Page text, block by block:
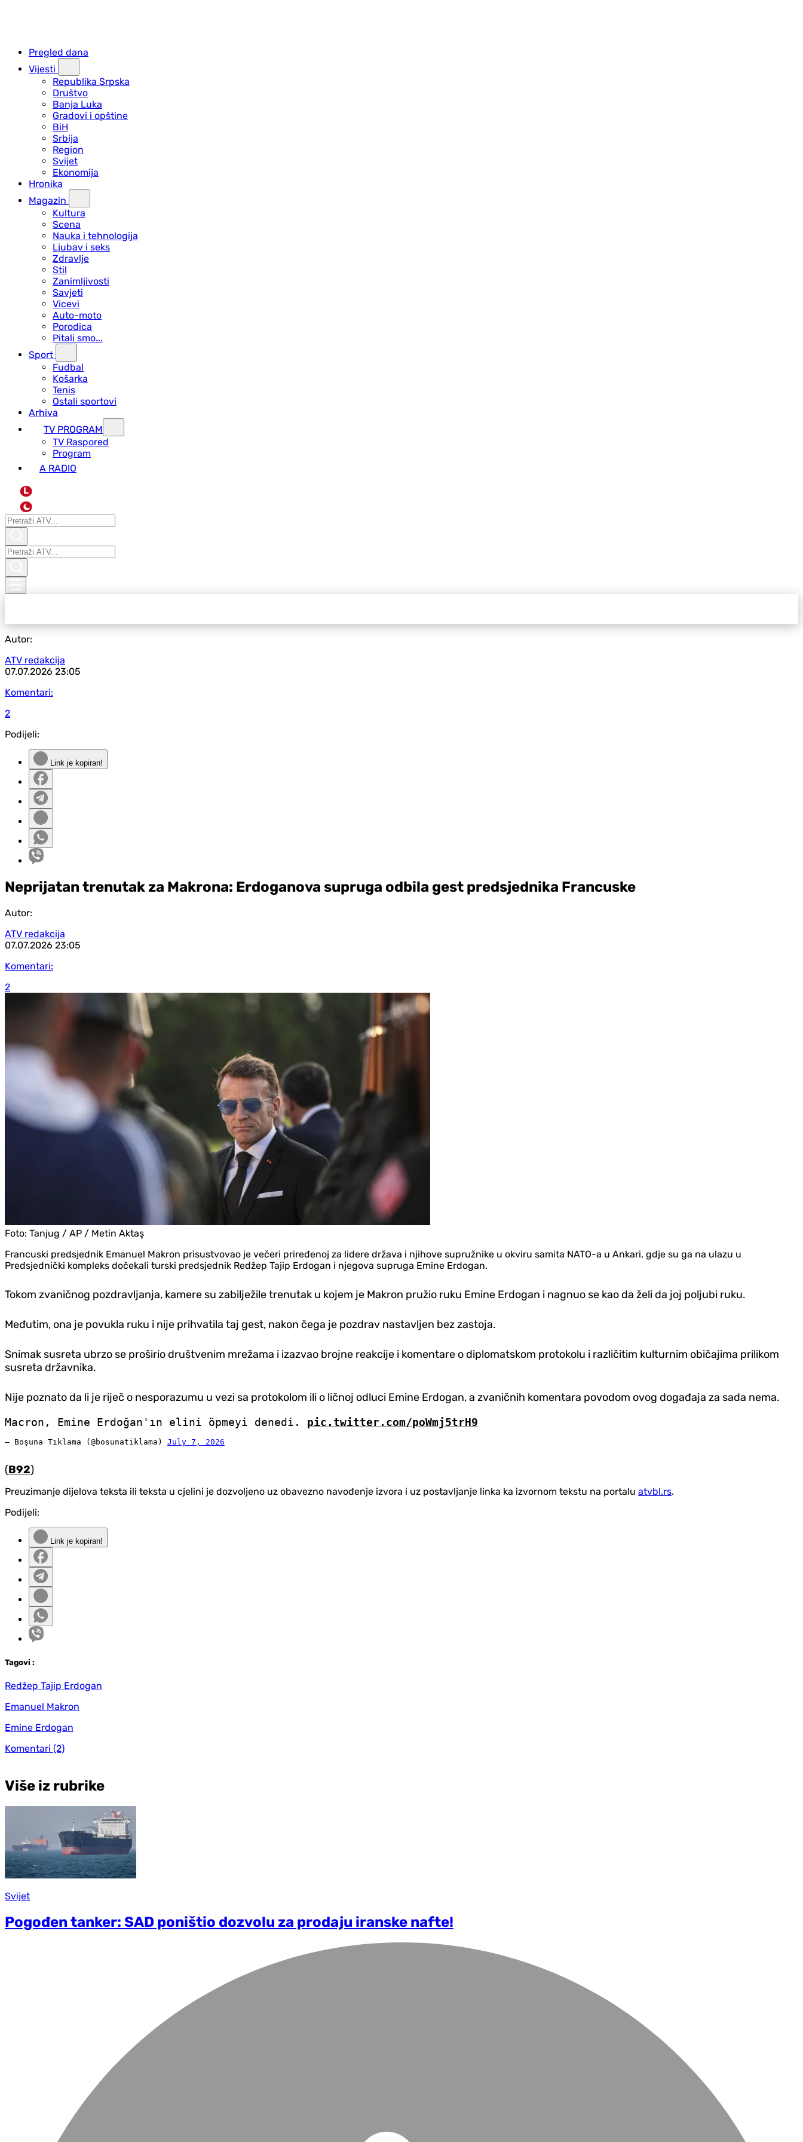
Pregled dana
Vijesti
Republika Srpska
Društvo
Banja Luka
Gradovi i opštine
BiH
Srbija
Region
Svijet
Ekonomija
Hronika
Magazin
Kultura
Scena
Nauka i tehnologija
Ljubav i seks
Zdravlje
Stil
Zanimljivosti
Savjeti
Vicevi
Auto-moto
Porodica
Pitali smo...
Sport
Fudbal
Košarka
Tenis
Ostali sportovi
Arhiva
TV PROGRAM
ТV Raspored
Program
A RADIO
L
Autor:
ATV redakcija
07.07.2026 23:05
Komentari:
2
Podijeli:
Link je kopiran!
Neprijatan trenutak za Makrona: Erdoganova supruga odbila gest predsjednika Francuske
Autor:
ATV redakcija
07.07.2026 23:05
Komentari:
2
Foto: Tanjug / AP / Metin Aktaş
Francuski predsjednik Emanuel Makron prisustvovao je večeri priređenoj za lidere država i njihove supružnike u okviru samita NATO-a u Ankari, gdje su ga na ulazu u
Predsjednički kompleks dočekali turski predsjednik Redžep Tajip Erdogan i njegova supruga Emine Erdogan.
Tokom zvaničnog pozdravljanja, kamere su zabilježile trenutak u kojem je Makron pružio ruku Emine Erdogan i nagnuo se kao da želi da joj poljubi ruku.
Međutim, ona je povukla ruku i nije prihvatila taj gest, nakon čega je pozdrav nastavljen bez zastoja.
Snimak susreta ubrzo se proširio društvenim mrežama i izazvao brojne reakcije i komentare o diplomatskom protokolu i različitim kulturnim običajima prilikom
susreta državnika.
Nije poznato da li je riječ o nesporazumu u vezi sa protokolom ili o ličnoj odluci Emine Erdogan, a zvaničnih komentara povodom ovog događaja za sada nema.
Macron, Emine Erdoğan'ın elini öpmeyi denedi. pic.twitter.com/poWmj5trH9
— Boşuna Tıklama (@bosunatiklama) July 7, 2026
(B92)
Preuzimanje dijelova teksta ili teksta u cjelini je dozvoljeno uz obavezno navođenje izvora i uz postavljanje linka ka izvornom tekstu na portalu atvbl.rs.
Podijeli:
Link je kopiran!
Tagovi :
Redžep Tajip Erdogan
Emanuel Makron
Emine Erdogan
Komentari (2)
Više iz rubrike
Svijet
Pogođen tanker: SAD poništio dozvolu za prodaju iranske nafte!